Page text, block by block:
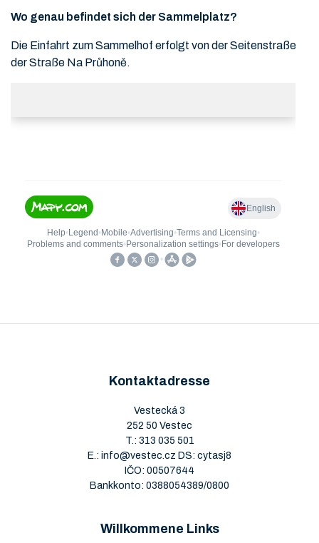
Wo genau befindet sich der Sammelplatz?
Die Einfahrt zum Sammelhof erfolgt von der Seitenstraße
der Straße Na Průhoně.
Kontaktadresse
Vestecká 3
252 50 Vestec
T.: 313 035 501
E.: info@vestec.cz DS: cytasj8
IČO: 00507644
Bankkonto: 0388054389/0800
Willkommene Links